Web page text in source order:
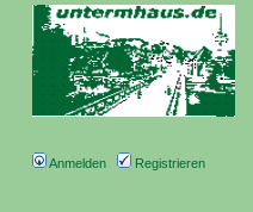
Anmelden Registrieren